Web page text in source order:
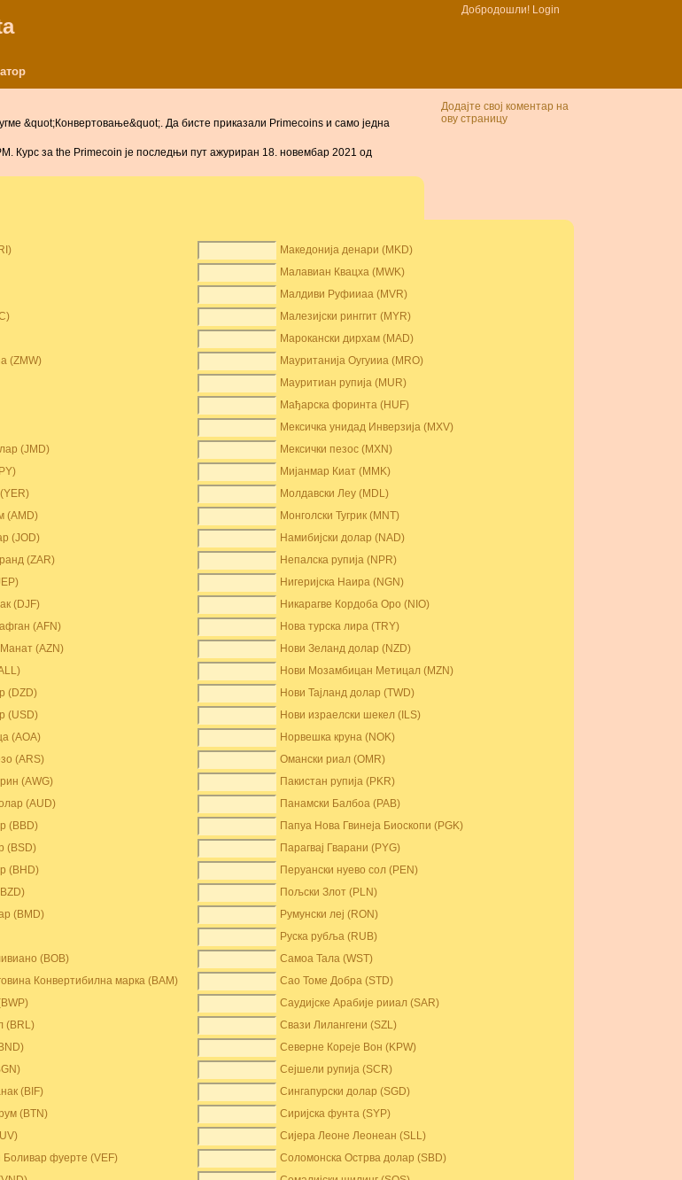
Добродошли! Login
&quot;Конвертовање&quot;. Да бисте приказали Primecoins и само једна
Курс за the Primecoin је последњи пут ажуриран 18. новембар 2021 од
Додајте свој коментар на
ову страницу
Македонија денари (MKD)
Малавиан Квацха (MWK)
Малдиви Руфииаа (MVR)
Малезијски ринггит (MYR)
Марокански дирхам (MAD)
(ZMW)
Мауританија Оугуииа (MRO)
Мауритиан рупија (MUR)
Мађарска форинта (HUF)
Мексичка унидад Инверзија (MXV)
(JMD)
Мексички пезос (MXN)
Мијанмар Киат (MMK)
Молдавски Леу (MDL)
(AMD)
Монголски Тугрик (MNT)
(JOD)
Намибијски долар (NAD)
(ZAR)
Непалска рупија (NPR)
Нигеријска Наира (NGN)
(DJF)
Никарагве Кордоба Оро (NIO)
(AFN)
Нова турска лира (TRY)
(AZN)
Нови Зеланд долар (NZD)
Нови Мозамбицан Метицал (MZN)
(DZD)
Нови Тајланд долар (TWD)
(USD)
Нови израелски шекел (ILS)
(AOA)
Норвешка круна (NOK)
(ARS)
Омански риал (OMR)
(AWG)
Пакистан рупија (PKR)
(AUD)
Панамски Балбоа (PAB)
(BBD)
Папуа Нова Гвинеја Биоскопи (PGK)
(BSD)
Парагвај Гварани (PYG)
(BHD)
Перуански нуево сол (PEN)
Пољски Злот (PLN)
(BMD)
Румунски леј (RON)
Руска рубља (RUB)
(BOB)
Самоа Тала (WST)
Конвертибилна марка (BAM)
Сао Томе Добра (STD)
Саудијске Арабије рииал (SAR)
(BRL)
Свази Лилангени (SZL)
Северне Кореје Вон (KPW)
Сејшели рупија (SCR)
(BIF)
Сингапурски долар (SGD)
(BTN)
Сиријска фунта (SYP)
Сијера Леоне Леонеан (SLL)
Боливар фуерте (VEF)
Соломонска Острва долар (SBD)